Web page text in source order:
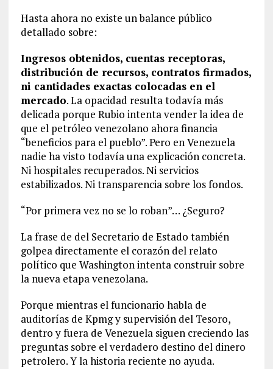
Hasta ahora no existe un balance público
detallado sobre:
Ingresos obtenidos, cuentas receptoras,
distribución de recursos, contratos firmados,
ni cantidades exactas colocadas en el
mercado. La opacidad resulta todavía más
delicada porque Rubio intenta vender la idea de
que el petróleo venezolano ahora financia
“beneficios para el pueblo”. Pero en Venezuela
nadie ha visto todavía una explicación concreta.
Ni hospitales recuperados. Ni servicios
estabilizados. Ni transparencia sobre los fondos.
“Por primera vez no se lo roban”… ¿Seguro?
La frase de del Secretario de Estado también
golpea directamente el corazón del relato
político que Washington intenta construir sobre
la nueva etapa venezolana.
Porque mientras el funcionario habla de
auditorías de Kpmg y supervisión del Tesoro,
dentro y fuera de Venezuela siguen creciendo las
preguntas sobre el verdadero destino del dinero
petrolero. Y la historia reciente no ayuda.